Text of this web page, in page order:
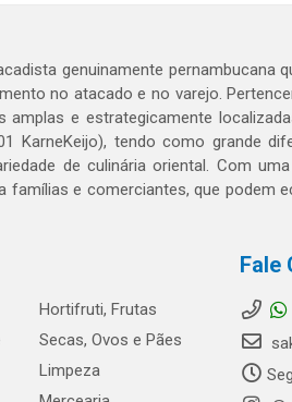
genuinamente pernambucana
no atacado e no varejo.
e estrategicamente
KarneKeijo), tendo como grande
de culinária oriental. Com
famílias e comerciantes, que podem
Hortifruti, Frutas
Secas, Ovos e Pães
Limpeza
Fale